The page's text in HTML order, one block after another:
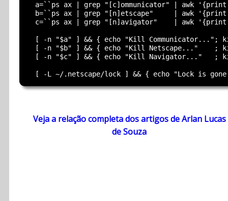
a=``ps ax | grep "[c]ommunicator" | awk
b=``ps ax | grep "[n]etscape"     | awk
c=``ps ax | grep "[n]avigator"    | awk
[ -n "$a" ] && { echo "Kill Communicator...";
[ -n "$b" ] && { echo "Kill Netscape..."    ;
[ -n "$c" ] && { echo "Kill Navigator..."   ;
Veja a relação completa dos artigos de Arlan Lucas
de Souza